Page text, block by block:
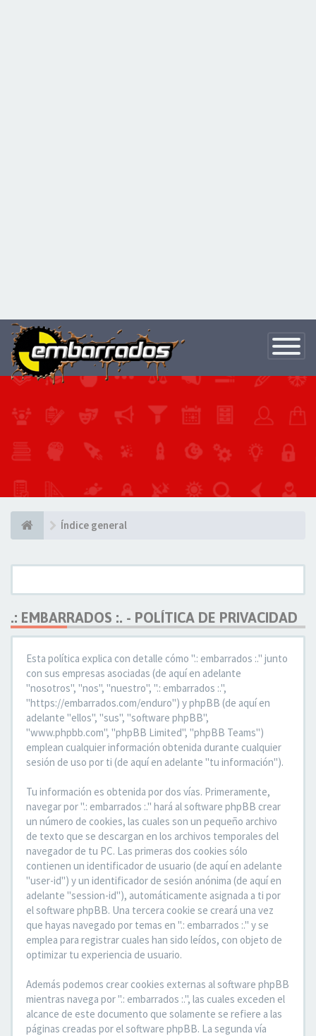
Toggle
Índice general
.: EMBARRADOS :. - POLÍTICA DE PRIVACIDAD
Esta política explica con detalle cómo ".: embarrados :." junto
con sus empresas asociadas (de aquí en adelante
"nosotros", "nos", "nuestro", ".: embarrados :.",
"https://embarrados.com/enduro") y phpBB (de aquí en
adelante "ellos", "sus", "software phpBB",
"www.phpbb.com", "phpBB Limited", "phpBB Teams")
emplean cualquier información obtenida durante cualquier
sesión de uso por ti (de aquí en adelante "tu información").
Tu información es obtenida por dos vías. Primeramente,
navegar por ".: embarrados :." hará al software phpBB crear
un número de cookies, las cuales son un pequeño archivo
de texto que se descargan en los archivos temporales del
navegador de tu PC. Las primeras dos cookies sólo
contienen un identificador de usuario (de aquí en adelante
"user-id") y un identificador de sesión anónima (de aquí en
adelante "session-id"), automáticamente asignada a ti por
el software phpBB. Una tercera cookie se creará una vez
que hayas navegado por temas en ".: embarrados :." y se
emplea para registrar cuales han sido leídos, con objeto de
optimizar tu experiencia de usuario.
Además podemos crear cookies externas al software phpBB
mientras navega por ".: embarrados :.", las cuales exceden el
alcance de este documento que solamente se refiere a las
páginas creadas por el software phpBB. La segunda vía